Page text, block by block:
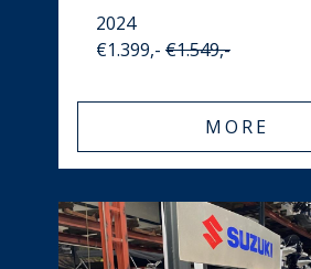
2024
€1.399,- €1.549,-
MORE